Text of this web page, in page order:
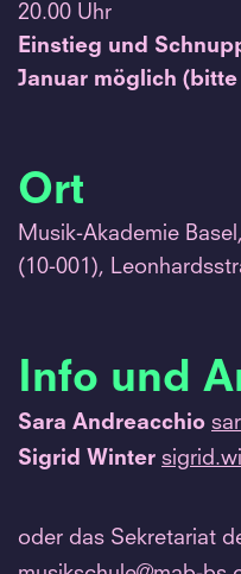
20.00 Uhr
Einstieg und
Januar möglich
Ort
Musik-Akademie
(10-001),
Info und
Sara Andreacchio
Sigrid Winter sigrid.
oder das Sekretariat